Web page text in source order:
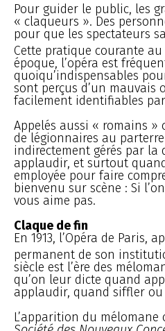
Pour guider le public, les
« claqueurs ». Des
pour que les spectateurs
Cette pratique courante au
époque, l’opéra est
quoiqu’indispensables
sont perçus d’un
facilement identifiables
Appelés aussi « romains
de légionnaires au
indirectement gérés par la
applaudir, et surtout
employée pour faire
bienvenu sur scène : Si
vous aime pas.
Claque de fin
En 1913, l’Opéra de
permanent de son
siècle est l’ère des
qu’on leur dicte quand
applaudir, quand siffler
L’apparition du mélomane